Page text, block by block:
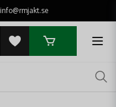
info@rmjakt.se